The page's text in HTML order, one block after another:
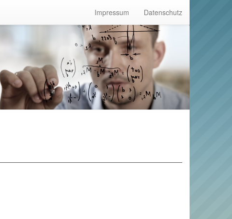
Impressum Datenschutz